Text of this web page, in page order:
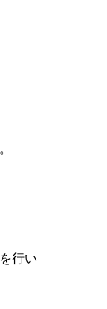
行い